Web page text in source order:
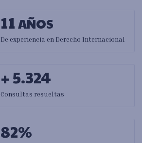
11AÑOS
De experiencia en Derecho Internacional
+ 5.324
Consultas resueltas
82%